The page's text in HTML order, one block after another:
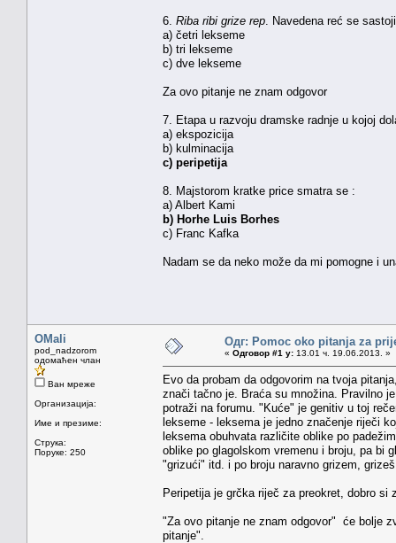
6. Riba ribi grize rep . Navedena reć se
a) četri lekseme
b) tri lekseme
c) dve lekseme
Za ovo pitanje ne znam odgovor
7. Etapa u razvoju dramske radnje u kojoj
a) ekspozicija
b) kulminacija
c) peripetija
8. Majstorom kratke price smatra se :
a) Albert Kami
b) Horhe Luis Borhes
c) Franc Kafka
Nadam se da neko može da mi pomogne i
OMali
pod_nadzorom
одомаћен члан
Ван мреже
Организација:
Име и презиме:
Струка:
Поруке: 250
Одг: Pomoc oko pitanja za
« Одговор #1 у: 13.01 ч. 19.06.2013. »
Evo da probam da odgovorim na tvoja
znači tačno je. Braća su množina. Pravilno
potraži na forumu. "Kuće" je genitiv u toj
lekseme - leksema je jedno značenje riječi
leksema obuhvata različite oblike po
oblike po glagolskom vremenu i broju, pa bi
"grizući" itd. i po broju naravno grizem,
Peripetija je grčka riječ za preokret, dobro
"Za ovo pitanje ne znam odgovor" će bolje
pitanje".